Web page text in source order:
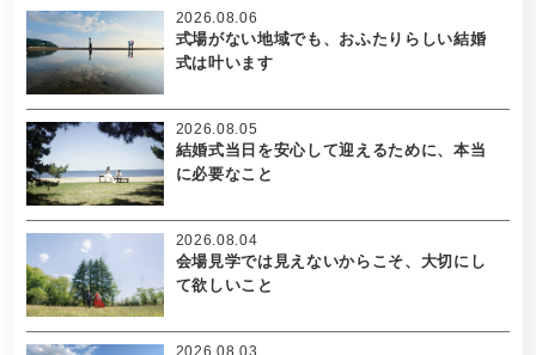
式場がない地域でも、おふたりらしい結婚
式は叶います
2026.08.06
結婚式当日を安心して迎えるために、本当
に必要なこと
2026.08.05
会場見学では見えないからこそ、大切にし
て欲しいこと
2026.08.04
2026.08.03